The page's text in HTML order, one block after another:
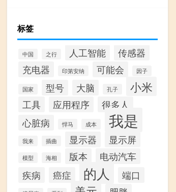
标签
中国 之行 人工智能
传感器
充电器
印第安纳 可能会 因子
国家 型号 大脑 孔子 小米
工具 应用程序
很多人
心脏病
悍马 成本 我是
我来 插曲 显示器 显示屏
模型 海相 版本
电动汽车
疾病
癌症 的人 端口